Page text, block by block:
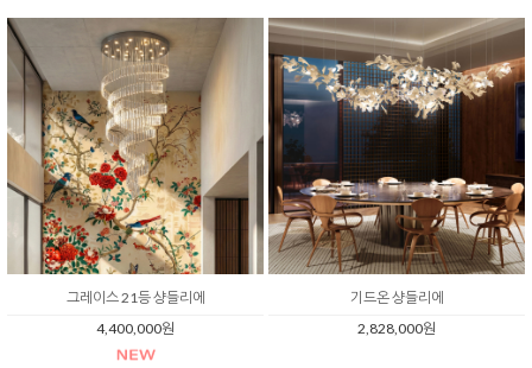
그레이스 21등 샹들리에
4,400,000원
기드온 샹들리에
2,828,000원